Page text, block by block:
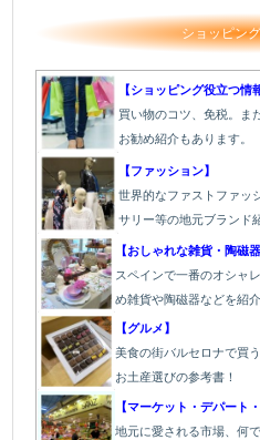
ショッピン
【ショッピング役立つ情
買い物のコツ、免税。ま
お勧め紹介もあります。
【ファッション】
世界的なファストファッ
サリー等の地元ブランド
【おしゃれな雑貨・陶磁器
スペインで一番のオシャ
め雑貨や陶磁器などを紹介
【グルメ】
美食の街バルセロナで買
お土産選びの参考書！
【マーケット・デパート
地元に愛される市場、何